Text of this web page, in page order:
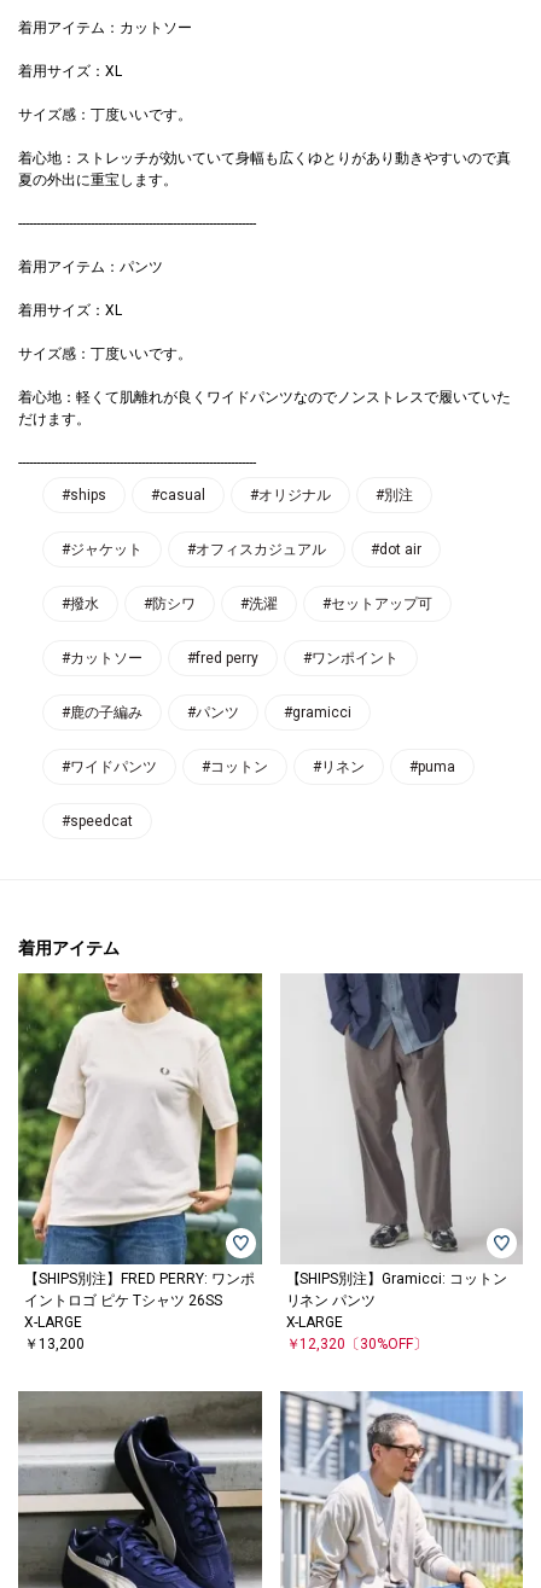
着用アイテム：カットソー
着用サイズ：XL
サイズ感：丁度いいです。
着心地：ストレッチが効いていて身幅も広くゆとりがあり動きやすいので真
夏の外出に重宝します。
------------------------------------------------------------------
着用アイテム：パンツ
着用サイズ：XL
サイズ感：丁度いいです。
着心地：軽くて肌離れが良くワイドパンツなのでノンストレスで履いていた
だけます。
------------------------------------------------------------------
#ships
#casual #オリジナル #別注
#ジャケット #オフィスカジュアル #dot air
#撥水 #防シワ #洗濯 #セットアップ可
#カットソー #fred perry #ワンポイント
#鹿の子編み #パンツ #gramicci
#ワイドパンツ #コットン #リネン #puma
#speedcat
着用アイテム
【SHIPS別注】FRED PERRY: ワンポ
イントロゴ ピケ Tシャツ 26SS
X-LARGE
￥13,200
【SHIPS別注】Gramicci: コットン
リネン パンツ
X-LARGE
￥12,320 〔30%OFF〕